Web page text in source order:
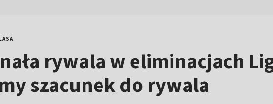
rywala w eliminacjach
szacunek do rywala